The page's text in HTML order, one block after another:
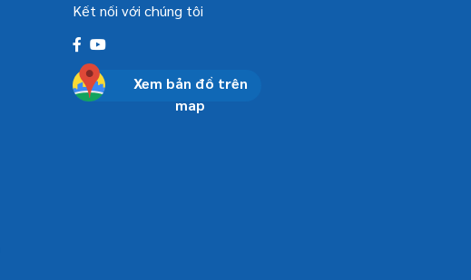
Kết nối với chúng tôi
Xem bản đồ trên
map